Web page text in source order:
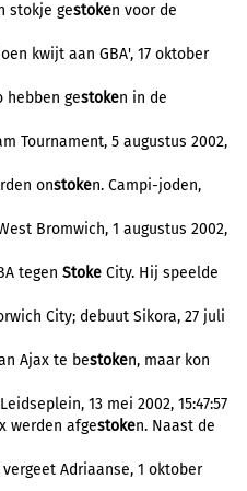
stokje gestoken voor de
kwijt aan GBA', 17 oktober
hebben gestoken in de
Tournament, 5 augustus 2002,
onstoken. Campi-joden,
Bromwich, 1 augustus 2002,
tegen Stoke City. Hij speelde
City; debuut Sikora, 27 juli
Ajax te bestoken, maar kon
13 mei 2002, 15:47:57
werden afgestoken. Naast de
Adriaanse, 1 oktober